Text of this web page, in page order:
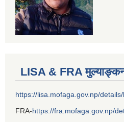
LISA & FRA
https://lisa.mofaga.gov.np/
FRA-https://fra.mofaga.gov.np/